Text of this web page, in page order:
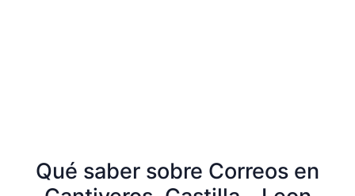
Qué saber sobre Correos en